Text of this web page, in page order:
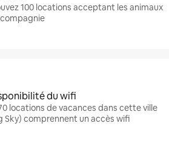
100 locations acceptant les animaux
du wifi
locations de vacances dans cette ville
Sky) comprennent un accès wifi